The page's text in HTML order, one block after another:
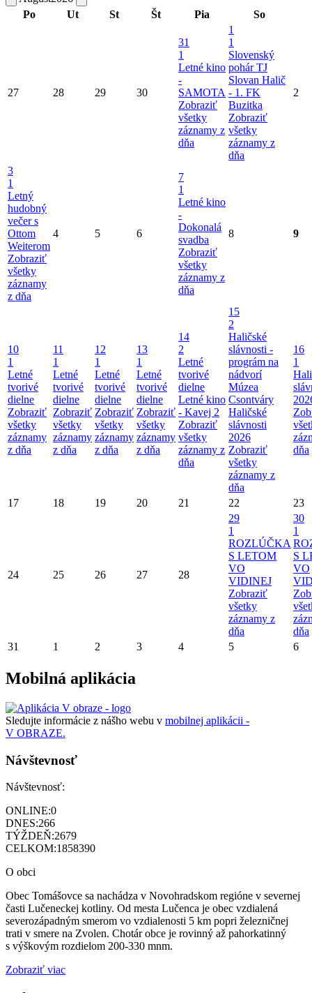
Po
Ut St Št Pia So
27 28 29 30
31
1
Letné kino
-
SAMOTA
Zobraziť
všetky
záznamy z
dňa
1
1
Slovenský
pohár TJ
Slovan Halič
- 1. FK
Buzitka
Zobraziť
všetky
záznamy z
dňa
2
3
1
Letný
hudobný
večer s
Ottom
Weiterom
Zobraziť
všetky
záznamy
z dňa
4 5 6
7
1
Letné kino
-
Dokonalá
svadba
Zobraziť
všetky
záznamy z
dňa
8 9
10
1
Letné
tvorivé
dielne
Zobraziť
všetky
záznamy
z dňa
11
1
Letné
tvorivé
dielne
Zobraziť
všetky
záznamy
z dňa
12
1
Letné
tvorivé
dielne
Zobraziť
všetky
záznamy
z dňa
13
1
Letné
tvorivé
dielne
Zobraziť
všetky
záznamy
z dňa
14
2
Letné
tvorivé
dielne
Letné kino
- Kavej 2
Zobraziť
všetky
záznamy z
dňa
15
2
Haličské
slávnosti -
prográm na
nádvorí
Múzea
Csontváry
Haličské
slávnosti
2026
Zobraziť
všetky
záznamy z
dňa
16
1
dňa
17 18 19 20 21 22 23
24 25 26 27 28
29
1
ROZLÚČKA
S LETOM
VO
VIDINEJ
Zobraziť
všetky
záznamy z
dňa
30
1
S
VO
dňa
31
1 2 3 4 5 6
Mobilná aplikácia
Sledujte informácie z nášho webu v mobilnej aplikácii -
V OBRAZE.
Návštevnosť
Návštevnosť:
ONLINE:0
DNES:266
TÝŽDEŇ:2679
CELKOM:1858390
O obci
Obec Tomášovce sa nachádza v Novohradskom regióne v severnej
časti Lučeneckej kotliny. Od mesta Lučenca je obec vzdialená
severozápadným smerom vo vzdialenosti 5 km popri železničnej
trati v smere na Zvolen. Chotár obce je rovinný až pahorkatinný
s výškovým rozdielom 200-330 mnm.
Zobraziť viac